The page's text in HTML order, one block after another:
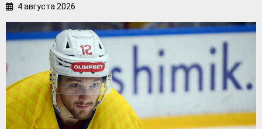
4 августа 2026